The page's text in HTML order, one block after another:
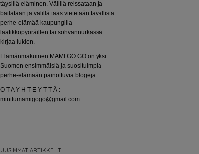
täysillä eläminen. Välillä reissataan ja
bailataan ja välillä taas vietetään tavallista
perhe-elämää kaupungilla
laatikkopyöräillen tai sohvannurkassa
kirjaa lukien.
Elämänmakuinen MAMI GO GO on yksi
Suomen ensimmäisiä ja suosituimpia
perhe-elämään painottuvia blogeja.
O T A Y H T E Y T T Ä :
minttumamigogo@gmail.com
UUSIMMAT ARTIKKELIT